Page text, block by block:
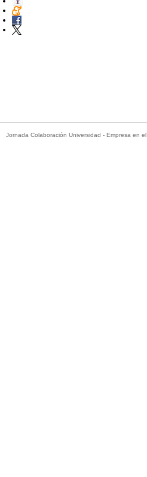
Jornada Colaboración Universidad - Empresa en